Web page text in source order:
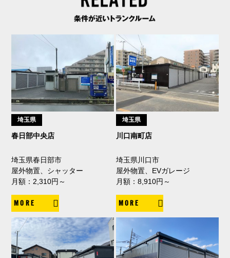
埼玉県
春日部中央店
埼玉県春日部市
屋外物置、シャッター
月額：2,310円～
MORE
埼玉県
川口南町店
埼玉県川口市
屋外物置、EVガレージ
月額：8,910円～
MORE